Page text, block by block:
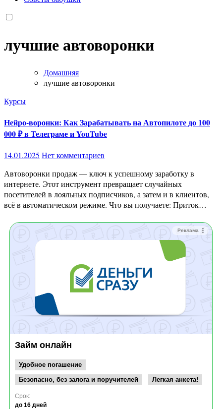
лучшие автоворонки
Домашняя
лучшие автоворонки
Курсы
Нейро-воронки: Как Зарабатывать на Автопилоте до 100
000 ₽ в Телеграме и YouTube
14.01.2025 Нет комментариев
Автоворонки продаж — ключ к успешному заработку в
интернете. Этот инструмент превращает случайных
посетителей в лояльных подписчиков, а затем и в клиентов,
всё в автоматическом режиме. Что вы получаете: Приток…
Реклама
Займ онлайн
Удобное погашение
Безопасно, без залога и поручителей
Легкая анкета!
Срок:
до 16 дней